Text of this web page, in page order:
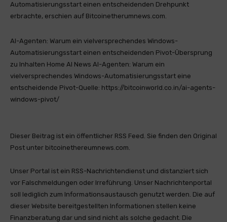
Automatisierungsstart einen entscheidenden Drehpunkt
erbrachte, erschien auf Bitcoinetherumnews.com.
AI-Agenten: Warum ein vielversprechendes Windows-
Automatisierungsstart einen entscheidenden Pivot-Übersprung
zu Inhalten Home AI News AI-Agenten: Warum ein
vielversprechendes Windows-Automatisierungsstart eine
entscheidende Pivot-Quelle: https://bitcoinworld.co.in/ai-agents-
windows-pivot/
Dieser Beitrag ist ein öffentlicher RSS Feed. Sie finden den Original
Post unter bitcoinethereumnews.com.
Unser Portal ist ein RSS-Nachrichtendienst und distanziert sich
vor Falschmeldungen oder Irreführung. Unser Nachrichtenportal
soll lediglich zum Informationsaustausch genutzt werden. Die auf
dieser Website bereitgestellten Informationen stellen keine
Finanzberatung dar und sind nicht als solche gedacht. Die